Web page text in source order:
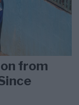
from